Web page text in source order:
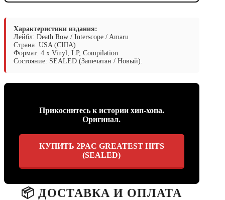
Характеристики издания:
Лейбл: Death Row / Interscope / Amaru
Страна: USA (США)
Формат: 4 x Vinyl, LP, Compilation
Состояние: SEALED (Запечатан / Новый).
Прикоснитесь к истории хип-хопа.
Оригинал.
КУПИТЬ 2PAC GREATEST HITS
(SEALED)
📦 ДОСТАВКА И ОПЛАТА